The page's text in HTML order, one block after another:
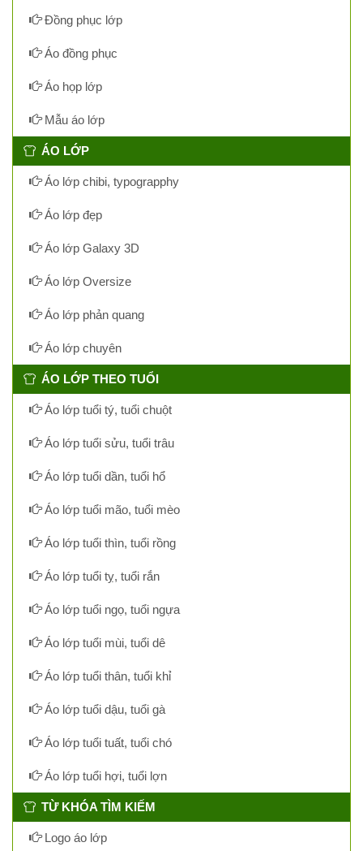
Đồng phục lớp
Áo đồng phục
Áo họp lớp
Mẫu áo lớp
ÁO LỚP
Áo lớp chibi, typograpphy
Áo lớp đẹp
Áo lớp Galaxy 3D
Áo lớp Oversize
Áo lớp phản quang
Áo lớp chuyên
ÁO LỚP THEO TUỔI
Áo lớp tuổi tý, tuổi chuột
Áo lớp tuổi sửu, tuổi trâu
Áo lớp tuổi dần, tuổi hổ
Áo lớp tuổi mão, tuổi mèo
Áo lớp tuổi thìn, tuổi rồng
Áo lớp tuổi tỵ, tuổi rắn
Áo lớp tuổi ngọ, tuổi ngựa
Áo lớp tuổi mùi, tuổi dê
Áo lớp tuổi thân, tuổi khỉ
Áo lớp tuổi dậu, tuổi gà
Áo lớp tuổi tuất, tuổi chó
Áo lớp tuổi hợi, tuổi lợn
TỪ KHÓA TÌM KIẾM
Logo áo lớp